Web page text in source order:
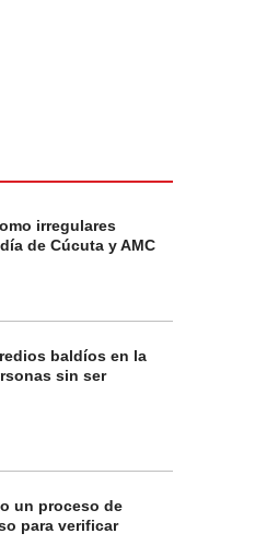
irregulares
de Cúcuta y AMC
baldíos en la
sin ser
un proceso de
para verificar